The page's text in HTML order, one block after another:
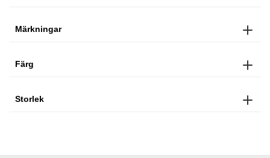
Märkningar
Färg
Storlek